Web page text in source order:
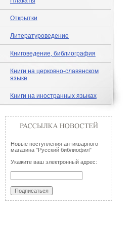
Открытки
Литературоведение
Книговедение, библиография
Книги на церковно-славянском
языке
Книги на иностранных языках
Новые поступления антикварного
магазина "Русский библиофил"
Укажите ваш электронный адрес: